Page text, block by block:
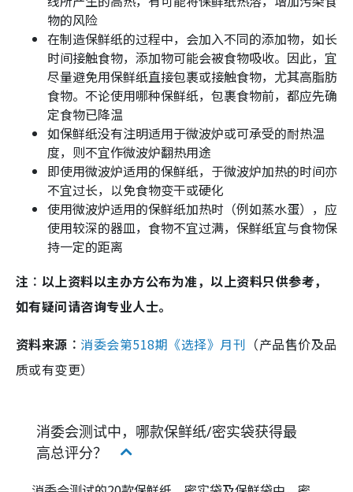
物的风险
在制造保鲜纸的过程中，会加入不同的添加物，如长
时间接触食物，添加物可能会被食物吸收。因此，宜
尽量避免用保鲜纸直接包裹或接触食物，尤其高脂肪
食物。不论使用哪种保鲜纸，包裹食物前，都应先确
定食物已降温
如保鲜纸没有注明适用于微波炉或可承受的耐热温
度，则不宜作微波炉翻热用途
即使用微波炉适用的保鲜纸，于微波炉加热的时间亦
不宜过长，以免食物变干或硬化
使用微波炉适用的保鲜纸加热时（例如蒸水蛋），应
使用较深的器皿，食物不宜过满，保鲜纸宜与食物保
持一定的距离
注︰以上资料以主办方公布为准，以上资料只供参考，
如有疑问请咨询专业人士。
资料来源︰ 消委会第518期《选择》月刊 （产品售价及品
质或有变更）
消委会测试中，哪款保鲜纸/密实袋获得最
高总评分？